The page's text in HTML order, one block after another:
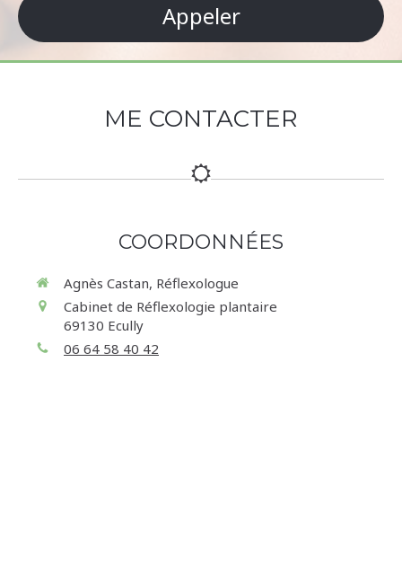
Appeler
ME CONTACTER
COORDONNÉES
Agnès Castan, Réflexologue
Cabinet de Réflexologie plantaire
69130 Ecully
06 64 58 40 42